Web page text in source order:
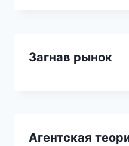
Загнав рынок
Агентская